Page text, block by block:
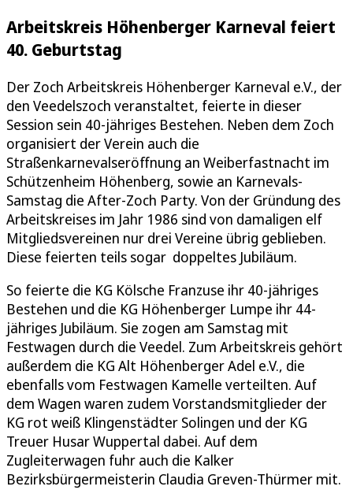
Arbeitskreis Höhenberger Karneval feiert
40. Geburtstag
Der Zoch Arbeitskreis Höhenberger Karneval e.V., der
den Veedelszoch veranstaltet, feierte in dieser
Session sein 40-jähriges Bestehen. Neben dem Zoch
organisiert der Verein auch die
Straßenkarnevalseröffnung an Weiberfastnacht im
Schützenheim Höhenberg, sowie an Karnevals-
Samstag die After-Zoch Party. Von der Gründung des
Arbeitskreises im Jahr 1986 sind von damaligen elf
Mitgliedsvereinen nur drei Vereine übrig geblieben.
Diese feierten teils sogar doppeltes Jubiläum.
So feierte die KG Kölsche Franzuse ihr 40-jähriges
Bestehen und die KG Höhenberger Lumpe ihr 44-
jähriges Jubiläum. Sie zogen am Samstag mit
Festwagen durch die Veedel. Zum Arbeitskreis gehört
außerdem die KG Alt Höhenberger Adel e.V., die
ebenfalls vom Festwagen Kamelle verteilten. Auf
dem Wagen waren zudem Vorstandsmitglieder der
KG rot weiß Klingenstädter Solingen und der KG
Treuer Husar Wuppertal dabei. Auf dem
Zugleiterwagen fuhr auch die Kalker
Bezirksbürgermeisterin Claudia Greven-Thürmer mit.